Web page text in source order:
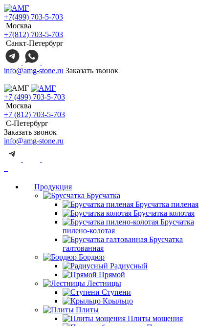
+7(499) 703-5-703
Москва
+7(812) 703-5-703
Санкт-Петербург
info@amg-stone.ru Заказать звонок
+7 (499) 703-5-703
Москва
+7 (812) 703-5-703
С-Петербург
Заказать звонок
info@amg-stone.ru
Продукция
Брусчатка
Брусчатка пиленая
Брусчатка колотая
Брусчатка
пилено-колотая
Брусчатка
галтованная
Бордюр
Радиусный
Прямой
Лестницы
Ступени
Крыльцо
Плиты
Плиты мощения